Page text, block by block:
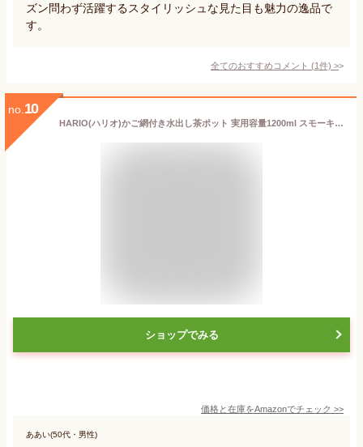
ズン問わず活躍するスタイリッシュな見た目も魅力の逸品で
す。
全てのおすすめコメント (1件) >
no. 10
HARIO(ハリオ)かご網付き水出し茶ポット 実用容量1200ml スモーキーグリーン 耐熱ガラス製 熱湯・食洗器OK 冷水筒 日本製 HCC-12-SG
ショップでみる
価格と在庫をAmazonでチェック >>
ああい(50代・男性)